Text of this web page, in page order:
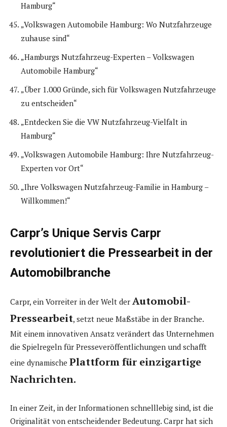
Hamburg“
„Volkswagen Automobile Hamburg: Wo Nutzfahrzeuge
zuhause sind“
„Hamburgs Nutzfahrzeug-Experten – Volkswagen
Automobile Hamburg“
„Über 1.000 Gründe, sich für Volkswagen Nutzfahrzeuge
zu entscheiden“
„Entdecken Sie die VW Nutzfahrzeug-Vielfalt in
Hamburg“
„Volkswagen Automobile Hamburg: Ihre Nutzfahrzeug-
Experten vor Ort“
„Ihre Volkswagen Nutzfahrzeug-Familie in Hamburg –
Willkommen!“
Carpr’s Unique Servis Carpr
revolutioniert die Pressearbeit in der
Automobilbranche
Carpr, ein Vorreiter in der Welt der Automobil-
Pressearbeit, setzt neue Maßstäbe in der Branche.
Mit einem innovativen Ansatz verändert das Unternehmen
die Spielregeln für Presseveröffentlichungen und schafft
eine dynamische Plattform für einzigartige
Nachrichten.
In einer Zeit, in der Informationen schnelllebig sind, ist die
Originalität von entscheidender Bedeutung. Carpr hat sich